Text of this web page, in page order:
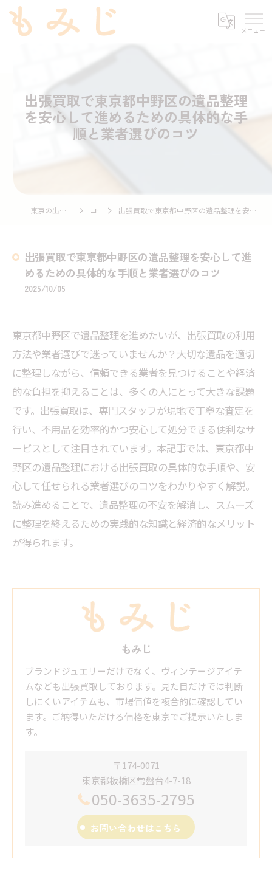
出張買取で東京都中野区の遺品整理
を安心して進めるための具体的な手
順と業者選びのコツ
東京の出張買取ならもみじ コラム 出張買取で東京都中野区の遺品整理を安心して進めるための具体的な手順と業者選びのコツ
出張買取で東京都中野区の遺品整理を安心して進
めるための具体的な手順と業者選びのコツ
2025/10/05
東京都中野区で遺品整理を進めたいが、出張買取の利用
方法や業者選びで迷っていませんか？大切な遺品を適切
に整理しながら、信頼できる業者を見つけることや経済
的な負担を抑えることは、多くの人にとって大きな課題
です。出張買取は、専門スタッフが現地で丁寧な査定を
行い、不用品を効率的かつ安心して処分できる便利なサ
ービスとして注目されています。本記事では、東京都中
野区の遺品整理における出張買取の具体的な手順や、安
心して任せられる業者選びのコツをわかりやすく解説。
読み進めることで、遺品整理の不安を解消し、スムーズ
に整理を終えるための実践的な知識と経済的なメリット
が得られます。
もみじ
ブランドジュエリーだけでなく、ヴィンテージアイテ
ムなども出張買取しております。見た目だけでは判断
しにくいアイテムも、市場価値を複合的に確認してい
ます。ご納得いただける価格を東京でご提示いたしま
す。
〒174-0071
東京都板橋区常盤台4-7-18
050-3635-2795
お問い合わせはこちら